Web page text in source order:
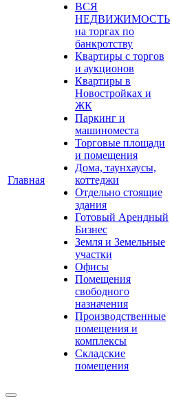
Главная
ВСЯ
НЕДВИЖИМОСТЬ
на торгах по
банкротству
Квартиры с торгов
и аукционов
Квартиры в
Новостройках и
ЖК
Паркинг и
машиноместа
Торговые площади
и помещения
Дома, таунхаусы,
коттеджи
Отдельно стоящие
здания
Готовый Арендный
Бизнес
Земля и Земельные
участки
Офисы
Помещения
свободного
назначения
Производственные
помещения и
комплексы
Складские
помещения